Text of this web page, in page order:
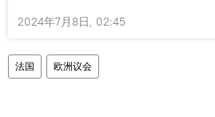
2024年7月8日, 02:45
法国 欧洲议会